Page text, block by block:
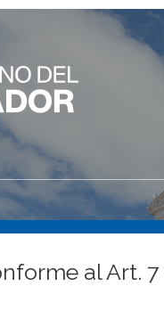
al Art.